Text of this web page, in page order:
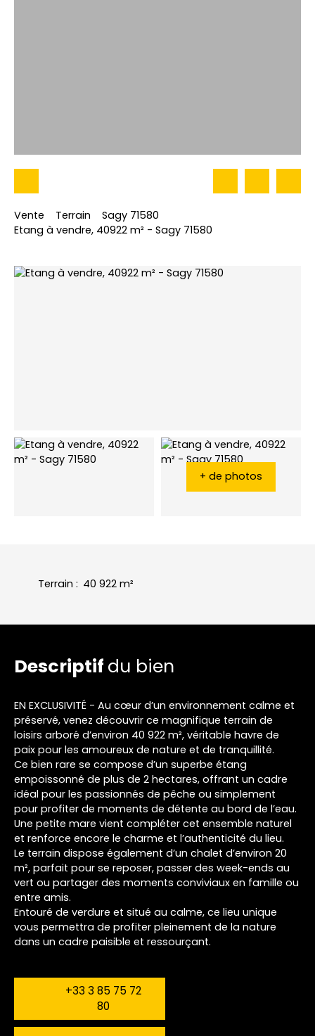
Vente Terrain
Sagy 71580
Etang à vendre, 40922 m² - Sagy 71580
+ de photos
Terrain : 40 922 m²
Descriptif du bien
EN EXCLUSIVITÉ - Au cœur d’un environnement calme et
préservé, venez découvrir ce magnifique terrain de
loisirs arboré d’environ 40 922 m², véritable havre de
paix pour les amoureux de nature et de tranquillité.
Ce bien rare se compose d’un superbe étang
empoissonné de plus de 2 hectares, offrant un cadre
idéal pour les passionnés de pêche ou simplement
pour profiter de moments de détente au bord de l’eau.
Une petite mare vient compléter cet ensemble naturel
et renforce encore le charme et l’authenticité du lieu.
Le terrain dispose également d’un chalet d’environ 20
m², parfait pour se reposer, passer des week-ends au
vert ou partager des moments conviviaux en famille ou
entre amis.
Entouré de verdure et situé au calme, ce lieu unique
vous permettra de profiter pleinement de la nature
dans un cadre paisible et ressourçant.
+33 3 85 75 72
80